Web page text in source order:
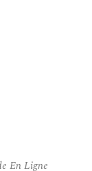
En Ligne